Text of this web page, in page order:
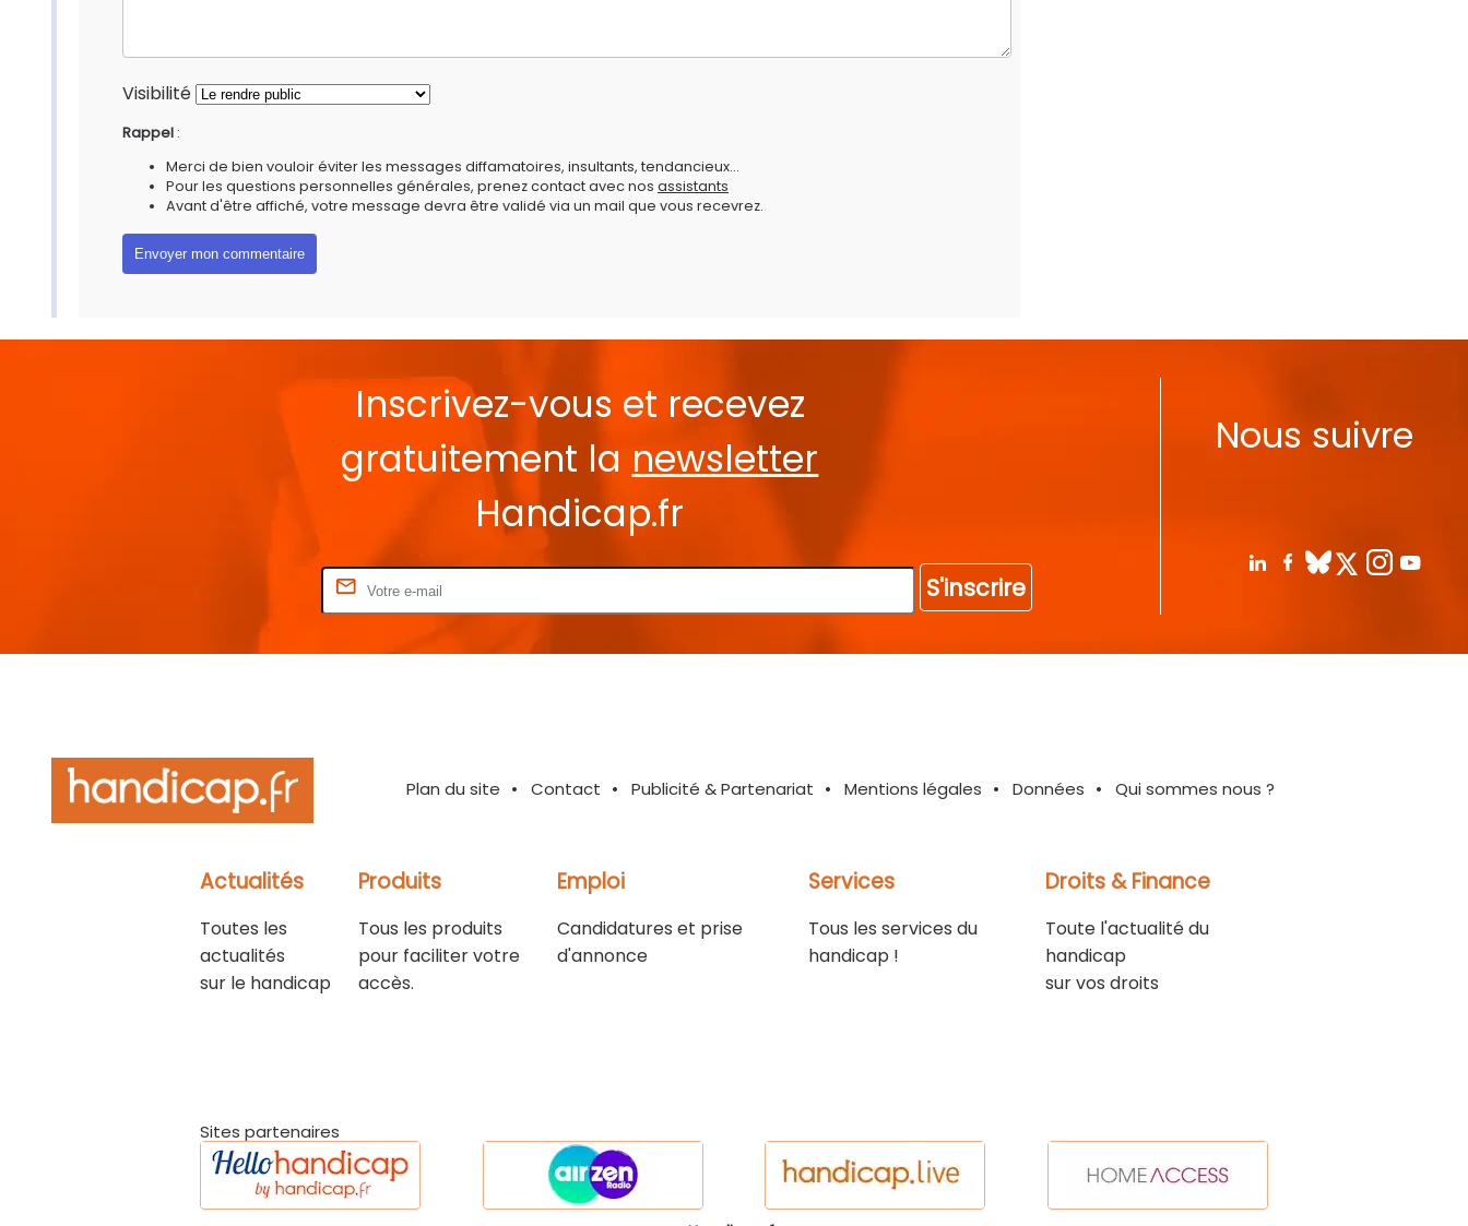
Visibilité
Rappel :
Merci de bien vouloir éviter les messages diffamatoires, insultants, tendancieux...
Pour les questions personnelles générales, prenez contact avec nos assistants
Avant d'être affiché, votre message devra être validé via un mail que vous recevrez.
Inscrivez-vous et recevez
gratuitement la newsletter
Handicap.fr
S'inscrire
Nous suivre
Plan du site Contact Publicité & Partenariat Mentions légales Données Qui sommes nous ?
Actualités
Toutes les
actualités
sur le handicap
Produits
Tous les produits
pour faciliter votre
accès.
Emploi
Candidatures et prise
d'annonce
Services
Tous les services du
handicap !
Droits & Finance
Toute l'actualité du
handicap
sur vos droits
Sites partenaires